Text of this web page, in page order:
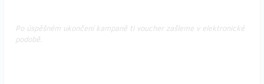
Po úspěšném ukončení kampaně ti voucher zašleme v elektronické
podobě.